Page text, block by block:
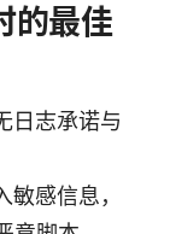
的最佳
日志承诺与
感信息，